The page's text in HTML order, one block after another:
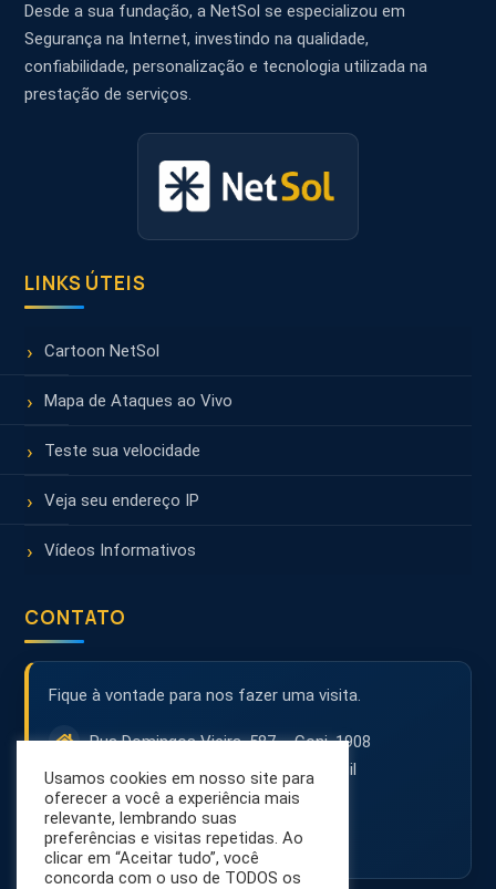
Desde a sua fundação, a NetSol se especializou em
Segurança na Internet, investindo na qualidade,
confiabilidade, personalização e tecnologia utilizada na
prestação de serviços.
LINKS ÚTEIS
Cartoon NetSol
Mapa de Ataques ao Vivo
Teste sua velocidade
Veja seu endereço IP
Vídeos Informativos
CONTATO
Fique à vontade para nos fazer uma visita.
Rua Domingos Vieira, 587 – Conj. 1908
30150-242 – Belo Horizonte – MG – Brasil
(31) 3071-8001
contato@netsol.com.br
Usamos cookies em nosso site para
oferecer a você a experiência mais
relevante, lembrando suas
preferências e visitas repetidas. Ao
clicar em “Aceitar tudo”, você
concorda com o uso de TODOS os